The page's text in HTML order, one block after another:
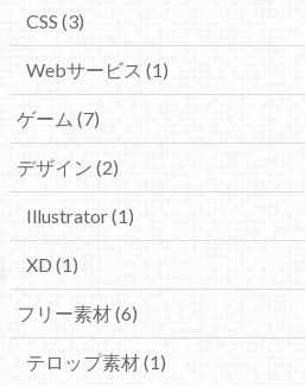
CSS (3)
Webサービス (1)
ゲーム (7)
デザイン (2)
Illustrator(1)
XD(1)
フリー素材(6)
テロップ素材(1)